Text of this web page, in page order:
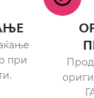
при